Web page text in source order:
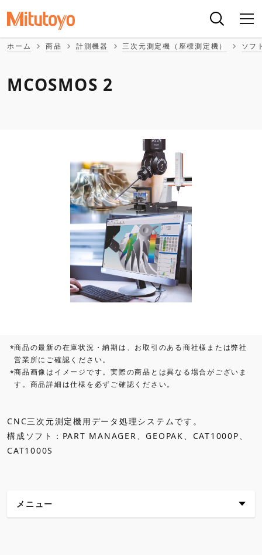
ホーム 商品 計測機器 三次元測定機（座標測定機） ソフ
MCOSMOS 2
*商品の最新の在庫状況・納期は、お取引のある商社様または弊社
営業所にご確認ください。
*商品画像はイメージです。実際の商品とは異なる場合がございま
す。商品詳細は仕様を必ずご確認ください。
CNC三次元測定機用データ処理システムです。
構成ソフト：PART MANAGER、GEOPAK、CAT1000P、
CAT1000S
メニュー